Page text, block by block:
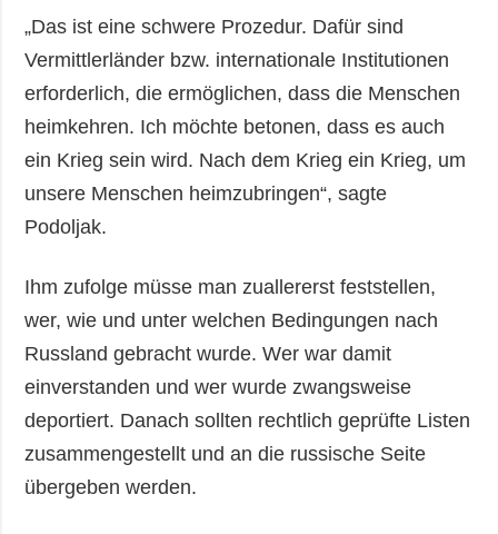
„Das ist eine schwere Prozedur. Dafür sind
Vermittlerländer bzw. internationale Institutionen
erforderlich, die ermöglichen, dass die Menschen
heimkehren. Ich möchte betonen, dass es auch
ein Krieg sein wird. Nach dem Krieg ein Krieg, um
unsere Menschen heimzubringen“, sagte
Podoljak.
Ihm zufolge müsse man zuallererst feststellen,
wer, wie und unter welchen Bedingungen nach
Russland gebracht wurde. Wer war damit
einverstanden und wer wurde zwangsweise
deportiert. Danach sollten rechtlich geprüfte Listen
zusammengestellt und an die russische Seite
übergeben werden.